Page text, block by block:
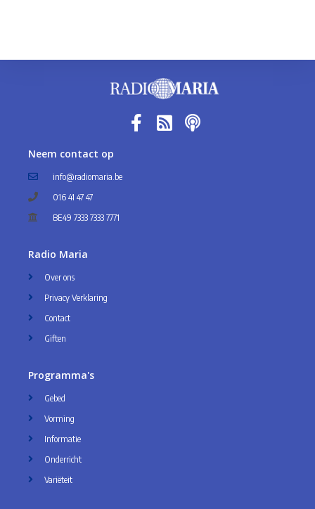
Neem contact op
info@radiomaria.be
016 41 47 47
BE49 7333 7333 7771
Radio Maria
Over ons
Privacy Verklaring
Contact
Giften
Programma's
Gebed
Vorming
Informatie
Onderricht
Variëteit